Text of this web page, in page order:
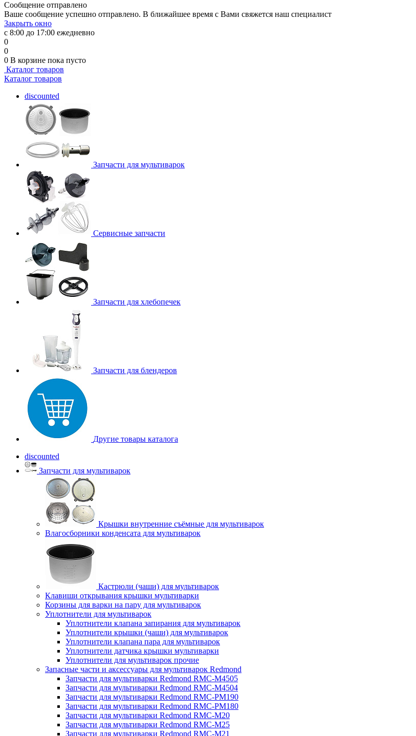
Сообщение отправлено
Ваше сообщение успешно отправлено. В ближайшее время с Вами свяжется наш специалист
Закрыть окно
с 8:00 до 17:00 ежедневно
0
0
0 В корзине пока пусто
Каталог товаров
Каталог товаров
discounted
Запчасти для мультиварок
Сервисные запчасти
Запчасти для хлебопечек
Запчасти для блендеров
Другие товары каталога
discounted
Запчасти для мультиварок
Крышки внутренние съёмные для мультиварок
Влагосборники конденсата для мультиварок
Кастрюли (чаши) для мультиварок
Клавиши открывания крышки мультиварки
Корзины для варки на пару для мультиварок
Уплотнители для мультиварок
Уплотнители клапана запирания для мультиварок
Уплотнители крышки (чаши) для мультиварок
Уплотнители клапана пара для мультиварок
Уплотнители датчика крышки мультиварки
Уплотнители для мультиварок прочие
Запасные части и аксессуары для мультиварок Redmond
Запчасти для мультиварки Redmond RMC-M4505
Запчасти для мультиварки Redmond RMC-M4504
Запчасти для мультиварки Redmond RMC-PM190
Запчасти для мультиварки Redmond RMC-PM180
Запчасти для мультиварки Redmond RMC-M20
Запчасти для мультиварки Redmond RMC-M25
Запчасти для мультиварки Redmond RMC-M21